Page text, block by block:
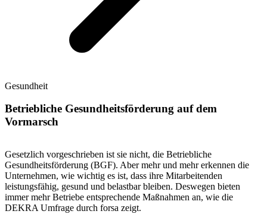
Gesundheit
Betriebliche Gesundheitsförderung auf dem
Vormarsch
Gesetzlich vorgeschrieben ist sie nicht, die Betriebliche
Gesundheitsförderung (BGF). Aber mehr und mehr erkennen die
Unternehmen, wie wichtig es ist, dass ihre Mitarbeitenden
leistungsfähig, gesund und belastbar bleiben. Deswegen bieten
immer mehr Betriebe entsprechende Maßnahmen an, wie die
DEKRA Umfrage durch forsa zeigt.